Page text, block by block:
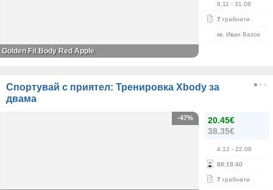
6.11 - 31.08
7 грабнати
кв. Иван Вазов
Golden Fit Body Red Apple
Спортувай с приятел: Тренировка Xbody за
двама
20.45€
38.35€
4.12 - 22.08
86:18:40
7 грабнати
-47%